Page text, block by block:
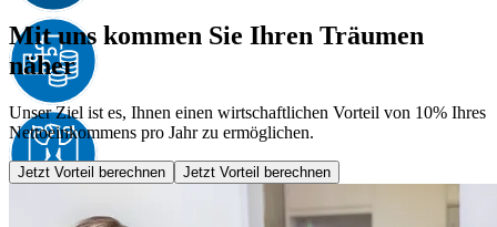
Mit uns kommen Sie Ihren Träumen
näher
Unser Ziel ist es, Ihnen einen wirtschaftlichen Vorteil von 10% Ihres
Nettoeinkommens pro Jahr zu ermöglichen.
Jetzt Vorteil berechnen Jetzt Vorteil berechnen